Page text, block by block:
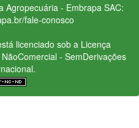
Agropecuária - Embrapa SAC:
fale-conosco
licenciado sob a Licença
- SemDerivações